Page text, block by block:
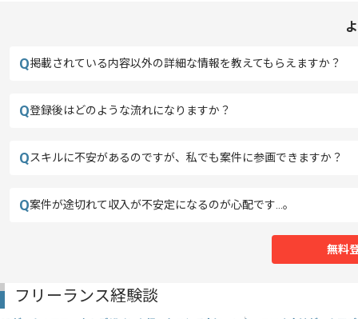
Q掲載されている内容以外の詳細な情報を教えてもらえますか？
Q登録後はどのような流れになりますか？
Qスキルに不安があるのですが、私でも案件に参画できますか？
Q案件が途切れて収入が不安定になるのが心配です…。
無料
フリーランス経験談